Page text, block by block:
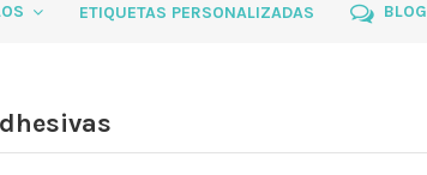
ETIQUETAS PERSONALIZADAS BLOG